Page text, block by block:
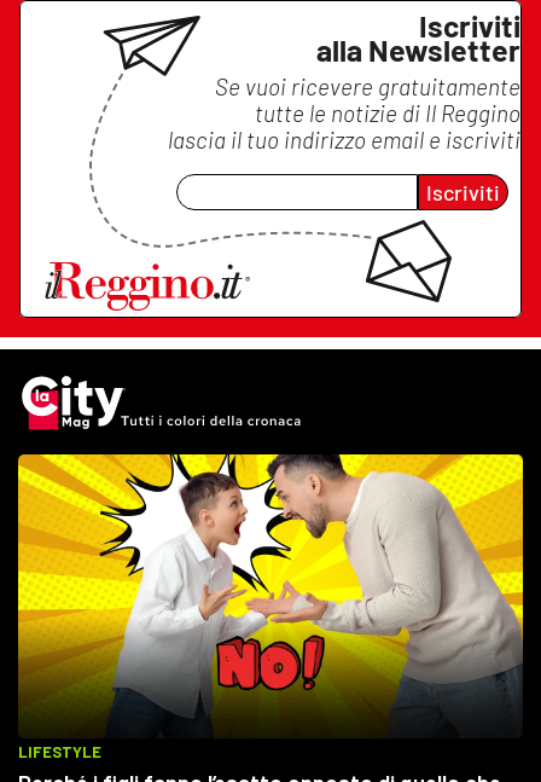
Iscriviti
alla Newsletter
Se vuoi ricevere gratuitamente
tutte le notizie di Il Reggino
lascia il tuo indirizzo email e iscriviti
Iscriviti